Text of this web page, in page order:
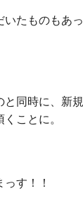
たものもあっ
同時に、新規
ことに。
す！！